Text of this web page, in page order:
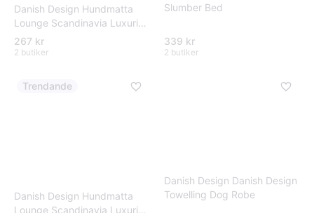
Danish Design Hundmatta
Lounge Scandinavia Luxurios
Matress
267 kr
2 butiker
Slumber Bed
339 kr
2 butiker
Trendande
Danish Design Hundmatta
Lounge Scandinavia Luxurios
Danish Design Danish Design
Towelling Dog Robe